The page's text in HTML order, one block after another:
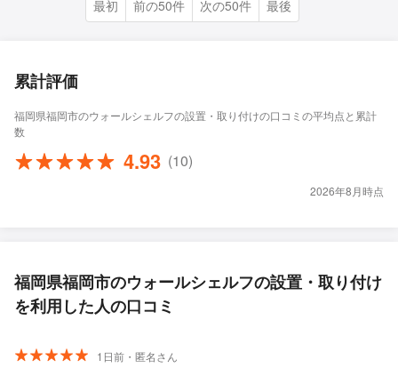
最初 前の50件 次の50件 最後
累計評価
福岡県福岡市のウォールシェルフの設置・取り付けの口コミの平均点と累計
数
4.93 (10)
2026年8月時点
福岡県福岡市のウォールシェルフの設置・取り付け
を利用した人の口コミ
1日前・匿名さん